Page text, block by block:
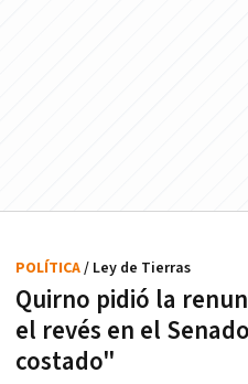
Quirno pidió la
el revés en el
costado"
POLÍTICA/ Ley de Tierras